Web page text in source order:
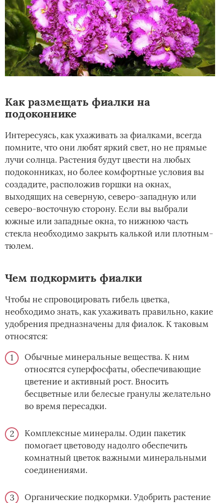
Как размещать фиалки на
подоконнике
Интересуясь, как ухаживать за фиалками, всегда
помните, что они любят яркий свет, но не прямые
лучи солнца. Растения будут цвести на любых
подоконниках, но более комфортные условия вы
создадите, расположив горшки на окнах,
выходящих на северную, северо-западную или
северо-восточную сторону. Если вы выбрали
южные или западные окна, то нижнюю часть
стекла необходимо закрыть калькой или плотным­
тюлем.
Чем подкормить фиалки
Чтобы не спровоцировать гибель цветка,
необходимо знать, как ухаживать правильно, какие
удобрения предназначены для фиалок. К таковым
относятся:
Обычные минеральные вещества. К ним
относятся суперфосфаты, обеспечивающие
цветение и активный рост. Вносить
бесцветные или белесые гранулы желательно
во время пересадки.
Комплексные минералы. Один пакетик
помогает цветоводу надолго обеспечить
комнатный цветок важными минеральными
соединениями.
Органические подкормки. Удобрить растение